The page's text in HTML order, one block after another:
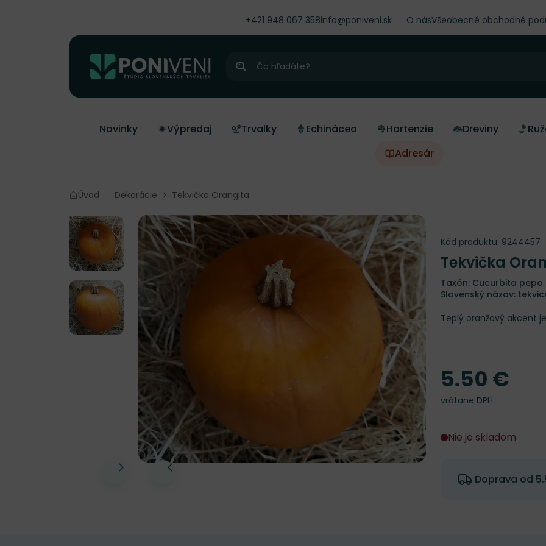
+421 948 067 358info@poniveni.sk O násVšeobecné obchodné
Hľadať
Novinky Výpredaj Trvalky Echinácea Hortenzie Dreviny
Adresár
Úvod Dekorácie Tekvička Orangita
Kód produktu: 9244457
Tekvička
Taxón: Cucurbita pepo
Slovenský názov:
Teplý oranžový akcent
Cena
5.50 €
vrátane DPH
Nie je skladom
Doprava od